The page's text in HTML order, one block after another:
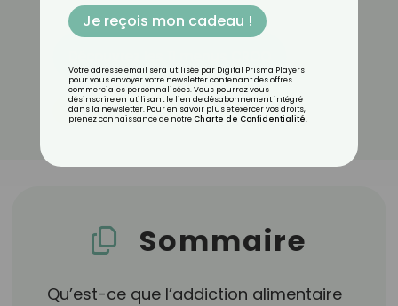
ALIMENTATION ParCROQ Cuisine
Publié le02/01/2025
Sommaire
Qu’est-ce que l’addiction alimentaire
Je reçois mon cadeau !
Votre adresse email sera utilisée par Digital Prisma Players
pour vous envoyer votre newsletter contenant des offres
commerciales personnalisées. Vous pourrez vous
désinscrire en utilisant le lien de désabonnement intégré
dans la newsletter. Pour en savoir plus et exercer vos droits,
prenez connaissance de notre Charte de Confidentialité.